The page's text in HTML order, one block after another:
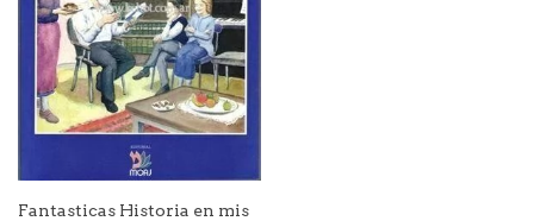
Fantasticas Historia en mis